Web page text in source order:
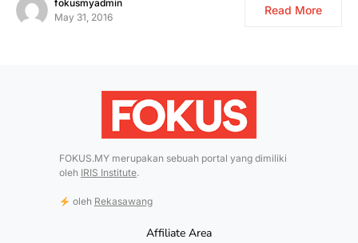
fokusmyadmin
May 31, 2016
Read More
FOKUS.MY merupakan sebuah portal yang dimiliki
oleh IRIS Institute.
oleh Rekasawang
Affiliate Area